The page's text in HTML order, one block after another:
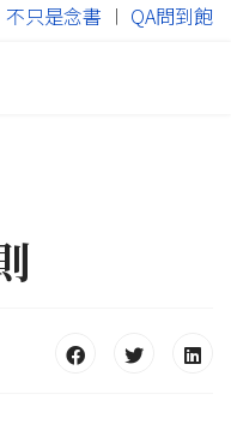
不只是念書 ︱ QA問到飽